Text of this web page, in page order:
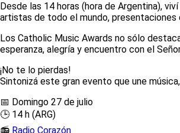
Desde las 14 horas (hora de Argentina),
artistas de todo el mundo,
Los Catholic Music Awards no sólo
esperanza, alegría y encuentro con el
¡No te lo pierdas!
Sintonizá este gran evento que une
📅 Domingo 27 de julio
🕒 14 h (ARG)
📻 Radio Corazón